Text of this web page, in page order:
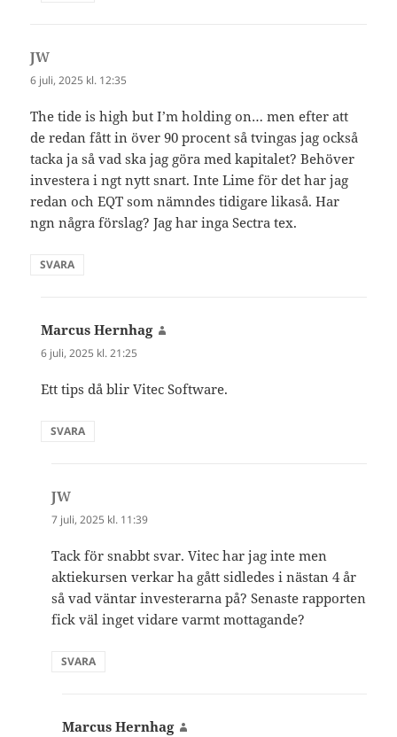
JW
6 juli, 2025 kl. 12:35
The tide is high but I’m holding on… men efter att
de redan fått in över 90 procent så tvingas jag också
tacka ja så vad ska jag göra med kapitalet? Behöver
investera i ngt nytt snart. Inte Lime för det har jag
redan och EQT som nämndes tidigare likaså. Har
ngn några förslag? Jag har inga Sectra tex.
SVARA
Marcus Hernhag
6 juli, 2025 kl. 21:25
Ett tips då blir Vitec Software.
SVARA
JW
7 juli, 2025 kl. 11:39
Tack för snabbt svar. Vitec har jag inte men
aktiekursen verkar ha gått sidledes i nästan 4 år
så vad väntar investerarna på? Senaste rapporten
fick väl inget vidare varmt mottagande?
SVARA
Marcus Hernhag